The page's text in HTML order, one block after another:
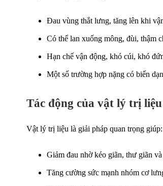
Đau vùng thắt lưng, tăng lên khi
Có thể lan xuống mông, đùi, thậm
Hạn chế vận động, khó cúi, khó
Một số trường hợp nặng có biến
Tác động của vật lý trị
Vật lý trị liệu là giải pháp quan trọng giúp:
Giảm đau nhờ kéo giãn, thư giãn
Tăng cường sức mạnh nhóm cơ